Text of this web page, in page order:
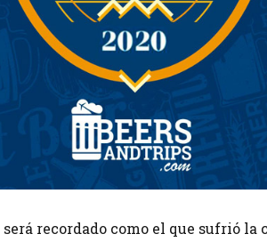
será recordado como el que sufrió la